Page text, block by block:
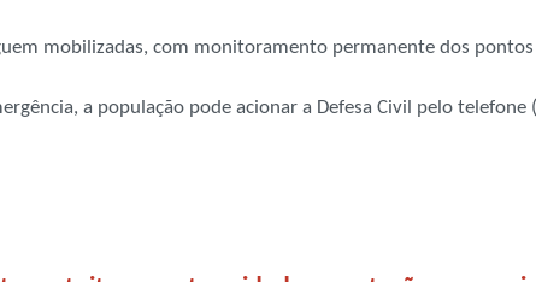
mobilizadas, com monitoramento permanente dos
a população pode acionar a Defesa Civil pelo